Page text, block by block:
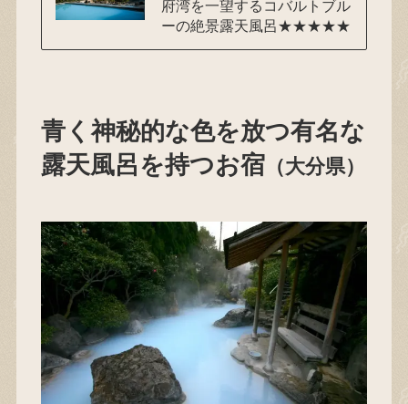
府湾を一望するコバルトブル
ーの絶景露天風呂★★★★★
青く神秘的な色を放つ有名な
露天風呂を持つお宿（大分県）